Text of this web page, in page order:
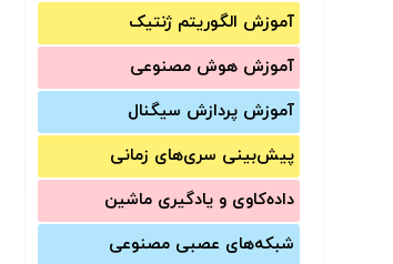
آموزش الگوریتم ژنتیک
آموزش‌ هوش مصنوعی
آموزش‌ پردازش سیگنال
پیش‌‌بینی سری‌‌های زمانی
داده‌کاوی و یادگیری ماشین
شبکه‌های عصبی مصنوعی